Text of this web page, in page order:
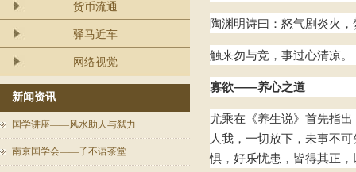
货币流通
驿马近车
网络视觉
新闻资讯
国学讲座——风水助人与弑力
南京国学会——子不语茶堂
陶渊明诗曰：怒气剧炎火
触来勿与竞，事过心清凉。
寡欲——养心之道
尤乘在《养生说》首先指
人我，一切放下，未事不
惧，好乐忧患，皆得其正